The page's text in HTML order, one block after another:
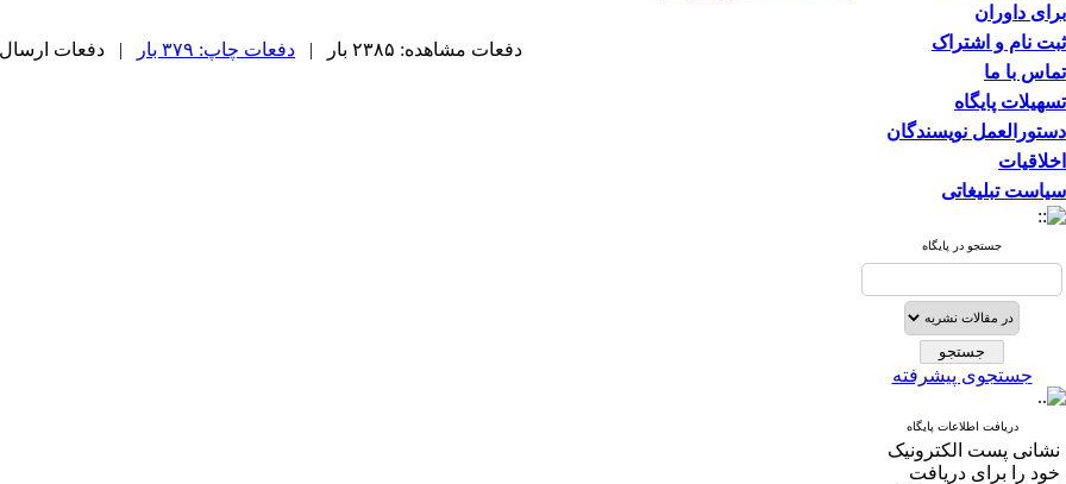
برای داوران
ثبت نام و اشتراک
تماس با ما
تسهیلات پایگاه
دستورالعمل نویسندگان
اخلاقیات
سیاست تبلیغاتی
جستجو در پایگاه
جستجوی پیشرفته
دریافت اطلاعات پایگاه
نشانی پست الکترونیک
خود را برای دریافت
دفعات مشاهده: ۲۳۸۵ بار | دفعات چاپ: ۳۷۹ بار | دفعات ارسال به